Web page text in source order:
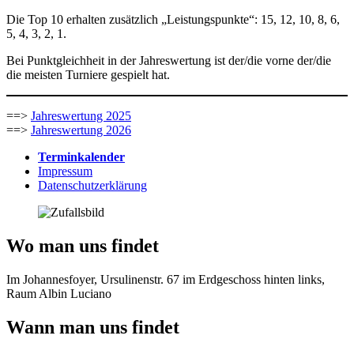
Die Top 10 erhalten zusätzlich „Leistungspunkte“: 15, 12, 10, 8, 6,
5, 4, 3, 2, 1.
Bei Punktgleichheit in der Jahreswertung ist der/die vorne der/die
die meisten Turniere gespielt hat.
==> Jahreswertung 2025
==> Jahreswertung 2026
Terminkalender
Impressum
Datenschutzerklärung
Wo man uns findet
Im Johannesfoyer, Ursulinenstr. 67 im Erdgeschoss hinten links,
Raum Albin Luciano
Wann man uns findet